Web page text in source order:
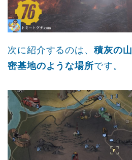
次に紹介するのは、 積灰の山
密基地のような場所です。